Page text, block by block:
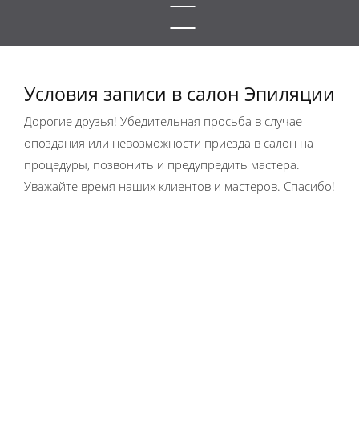
Условия записи в салон Эпиляции
Дорогие друзья! Убедительная просьба в случае
опоздания или невозможности приезда в салон на
процедуры, позвонить и предупредить мастера.
Уважайте время наших клиентов и мастеров. Спасибо!